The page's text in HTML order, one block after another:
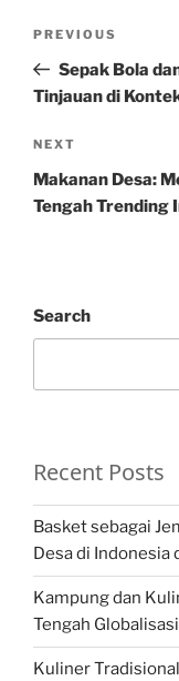
Previous
Post
PREVIOUS
Sepak Bola
Tinjauan di
Next
Post
NEXT
Makanan Desa:
Tengah Trending
Search
Recent Posts
Basket sebagai
Desa di Indonesia
Kampung dan
Tengah Globalisasi
Kuliner